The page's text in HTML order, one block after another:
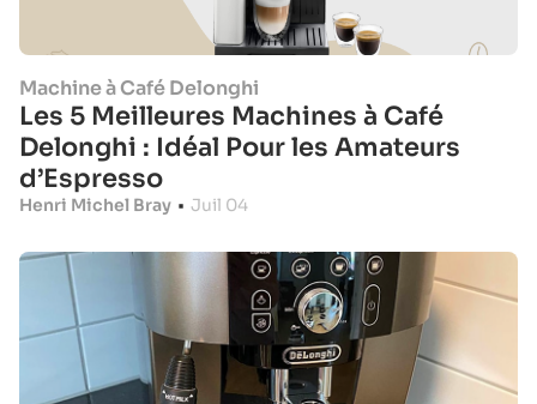
Machine à Café Delonghi
Les 5 Meilleures Machines à Café
Delonghi : Idéal Pour les Amateurs
d’Espresso
Henri Michel Bray • Juil 04